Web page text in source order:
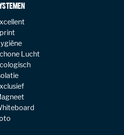
Lucht